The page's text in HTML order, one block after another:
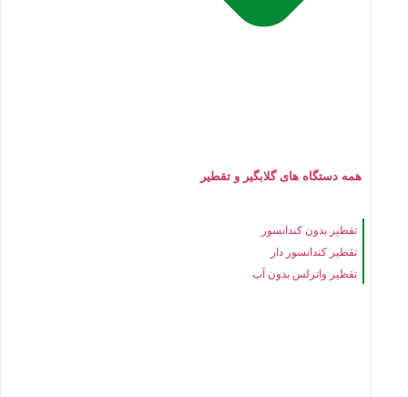
همه دستگاه های گلابگیر و تقطیر
تقطیر بدون کندانسور
تقطیر کندانسور دار
تقطیر واترلس بدون آب